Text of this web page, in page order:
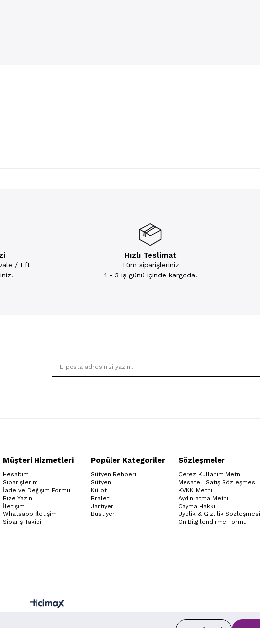
/ Eft
Hızlı Teslimat
Tüm siparişleriniz
1 - 3 iş günü içinde kargoda!
Müşteri Hizmetleri
Hesabım
Siparişlerim
İade ve Değişim Formu
Bize Yazın
İletişim
Whatsapp İletişim
Sipariş Takibi
Popüler Kategoriler
Sütyen Rehberi
Sütyen
Külot
Bralet
Jartiyer
Büstiyer
Sözleşmeler
Çerez Kullanım Metni
Mesafeli Satış Sözleşmesi
KVKK Metni
Aydınlatma Metni
Cayma Hakkı
Üyelik & Gizlilik Sözleşmesi
Ön Bilgilendirme Formu